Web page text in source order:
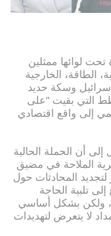
تحت لوائها ممثلين
الطاقة، الخارجية
وسكة حديد
التي بقيت "على
إلى واقع اقتصادي
أن الحملة الحالية
الملاحة في مضيق
لتجديد المحادثات حول
تلبية الحاجة
ولكن بشكل أساسي
لا يتعرض لتهديدات